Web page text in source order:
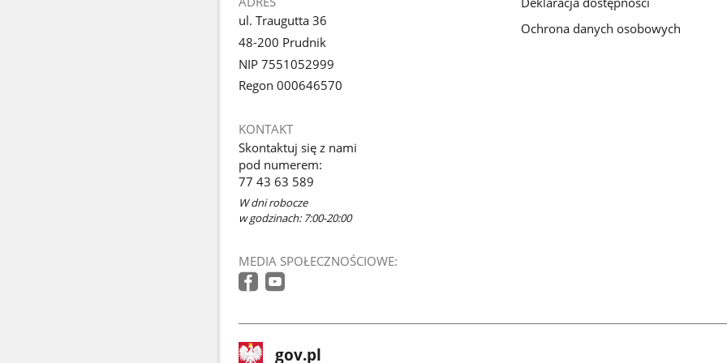
ul. Traugutta 36
48-200 Prudnik
NIP 7551052999
Regon 000646570
KONTAKT
Skontaktuj się z nami
pod numerem:
77 43 63 589
W dni robocze
w godzinach: 7:00-20:00
MEDIA SPOŁECZNOŚCIOWE:
Ochrona danych osobowych
stopkaStrona
gov.pl